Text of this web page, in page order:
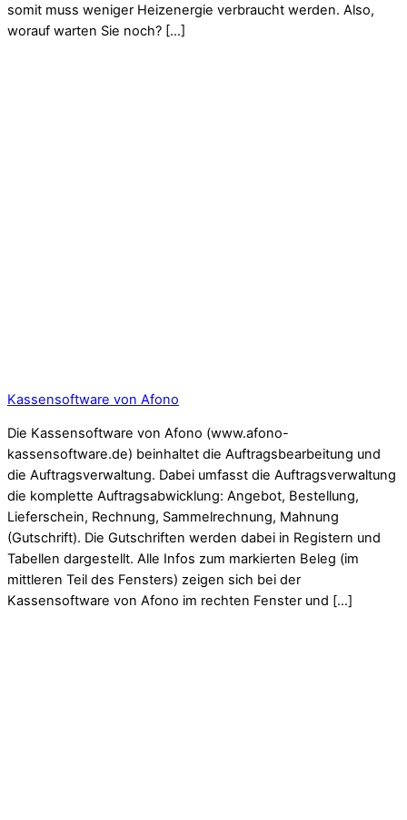
somit muss weniger Heizenergie verbraucht werden. Also,
worauf warten Sie noch? […]
Kassensoftware von Afono
Die Kassensoftware von Afono (www.afono-
kassensoftware.de) beinhaltet die Auftragsbearbeitung und
die Auftragsverwaltung. Dabei umfasst die Auftragsverwaltung
die komplette Auftragsabwicklung: Angebot, Bestellung,
Lieferschein, Rechnung, Sammelrechnung, Mahnung
(Gutschrift). Die Gutschriften werden dabei in Registern und
Tabellen dargestellt. Alle Infos zum markierten Beleg (im
mittleren Teil des Fensters) zeigen sich bei der
Kassensoftware von Afono im rechten Fenster und […]